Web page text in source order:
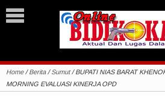
Home/Berita/Sumut/BUPATI NIAS BARAT
MORNING EVALUASI KINERJA OPD